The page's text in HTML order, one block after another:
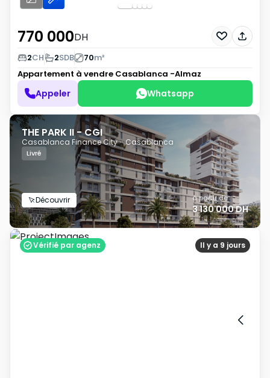
770 000DH
2CH 2SDB 70m²
Appartement à vendre Casablanca -Almaz
Appeler Whatsapp
THE PARK II - CGI
Casablanca Finance City - Casablanca
Livré
Découvrir à partir de
3 130 000 DH
Il y a 9 jours
Vérifié par agenz